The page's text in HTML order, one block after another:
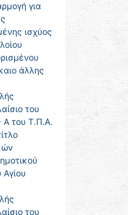
για
ισχύος
άλλης
του
Α του Τ.Π.Α.
Αγίου
του